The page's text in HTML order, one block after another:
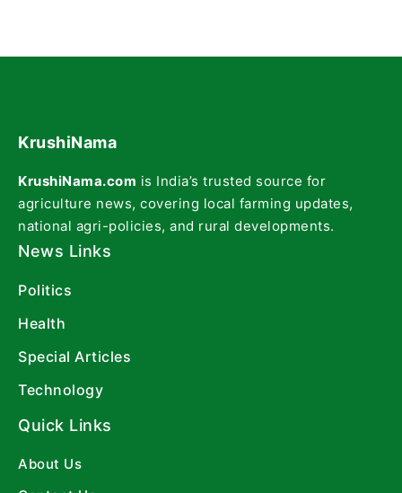
KrushiNama
KrushiNama.com is India’s trusted source for
agriculture news, covering local farming updates,
national agri-policies, and rural developments.
News Links
Politics
Health
Special Articles
Technology
Quick Links
About Us